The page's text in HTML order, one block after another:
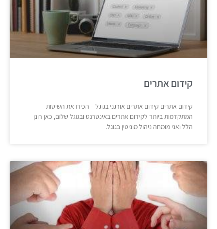
קידום אתרים
קידום אתרים קידום אתרים אורגני בגוגל – הכירו את השיטות
המתקדמות ביותר לקידום אתרים באינטרנט ובגוגל שלום, כאן רונן
הלל ואני מומחה ניהול מוניטין בגוגל.